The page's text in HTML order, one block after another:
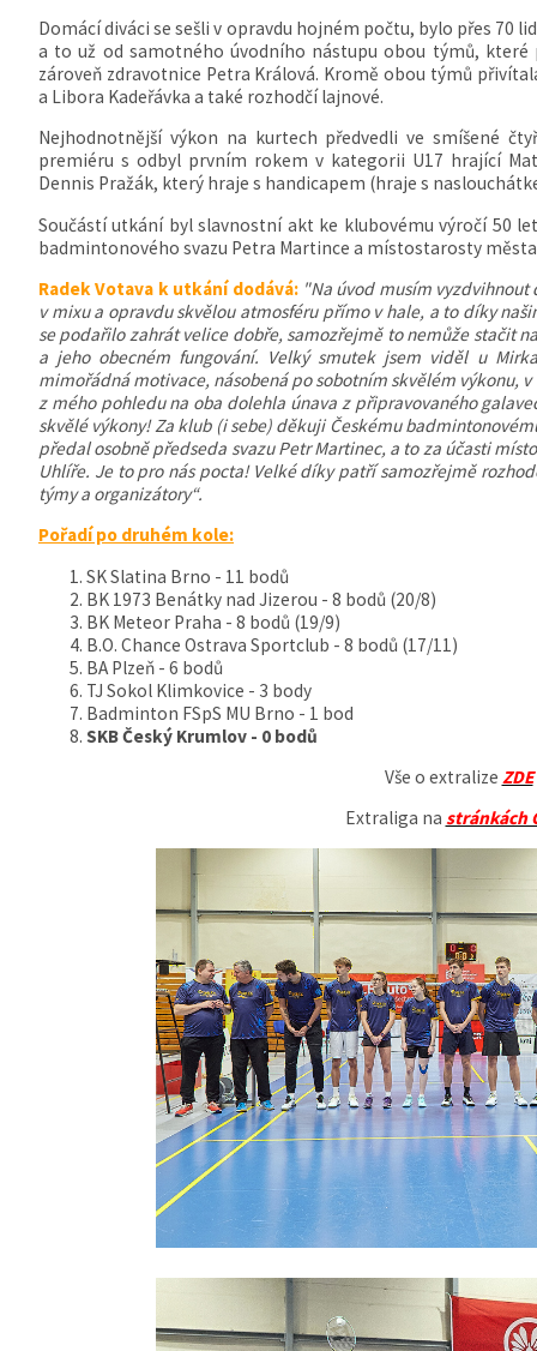
Domácí diváci se sešli v opravdu hojném počtu, bylo přes 70
a to už od samotného úvodního nástupu obou týmů, které
zároveň zdravotnice Petra Králová. Kromě obou týmů
a Libora Kadeřávka a také rozhodčí lajnové.
Nejhodnotnější výkon na kurtech předvedli ve smíšené
premiéru s odbyl prvním rokem v kategorii U17 hrající
Dennis Pražák, který hraje s handicapem (hraje s
Součástí utkání byl slavnostní akt ke klubovému výročí 50
badmintonového svazu Petra Martince a místostarosty
Radek Votava k utkání dodává: "Na úvod musím vyzdvihnout
v mixu a opravdu skvělou atmosféru přímo v hale, a to díky
se podařilo zahrát velice dobře, samozřejmě to nemůže stačit
a jeho obecném fungování. Velký smutek jsem viděl u
mimořádná motivace, násobená po sobotním skvělém výkonu,
z mého pohledu na oba dolehla únava z připravovaného
skvělé výkony! Za klub (i sebe) děkuji Českému
předal osobně předseda svazu Petr Martinec, a to za účasti
Uhlíře. Je to pro nás pocta! Velké díky patří samozřejmě
týmy a organizátory“.
Pořadí po druhém kole:
SK Slatina Brno - 11 bodů
BK 1973 Benátky nad Jizerou - 8 bodů (20/8)
BK Meteor Praha - 8 bodů (19/9)
B.O. Chance Ostrava Sportclub - 8 bodů (17/11)
BA Plzeň - 6 bodů
TJ Sokol Klimkovice - 3 body
Badminton FSpS MU Brno - 1 bod
SKB Český Krumlov - 0 bodů
Vše o extralize ZDE
Extraliga na stránkách